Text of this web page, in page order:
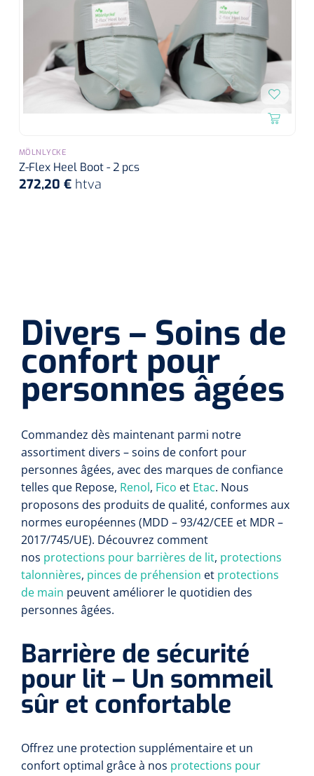
MÖLNLYCKE
Z-Flex Heel Boot - 2 pcs
272,20 € htva
Divers – Soins de
confort pour
personnes âgées
Commandez dès maintenant parmi notre
assortiment divers – soins de confort pour
personnes âgées, avec des marques de confiance
telles que Repose, Renol, Fico et Etac. Nous
proposons des produits de qualité, conformes aux
normes européennes (MDD – 93/42/CEE et MDR –
2017/745/UE). Découvrez comment
nos protections pour barrières de lit, protections
talonnières, pinces de préhension et protections
de main peuvent améliorer le quotidien des
personnes âgées.
Barrière de sécurité
pour lit – Un sommeil
sûr et confortable
Offrez une protection supplémentaire et un
confort optimal grâce à nos protections pour